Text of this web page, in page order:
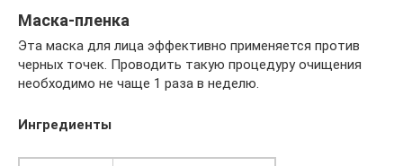
Маска-пленка
Эта маска для лица эффективно применяется против
черных точек. Проводить такую процедуру очищения
необходимо не чаще 1 раза в неделю.
Ингредиенты